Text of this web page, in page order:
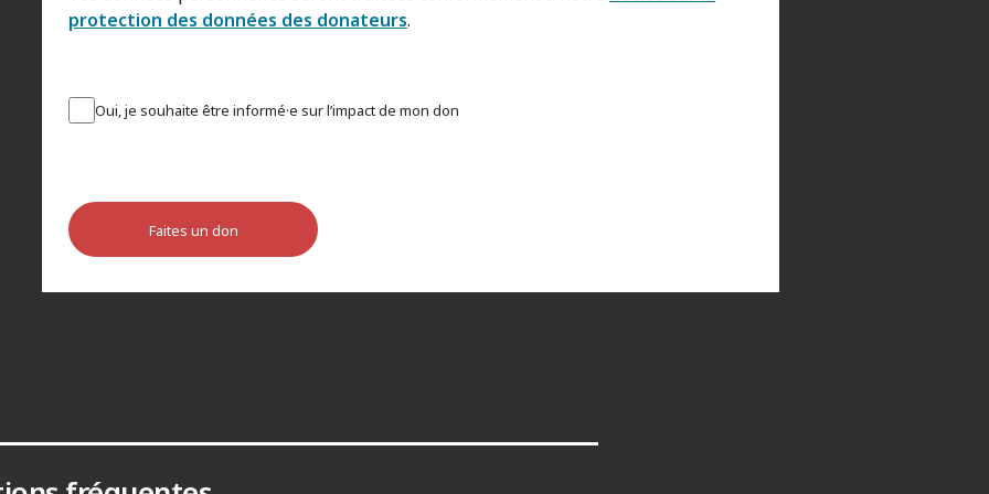
protection des données des donateurs.
Oui, je souhaite être informé·e sur l’impact de mon don
Faites un don